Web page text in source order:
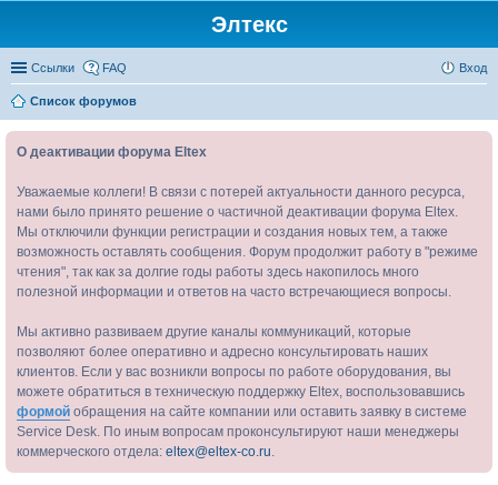
Элтекс
Ссылки FAQ Вход
Список форумов
О деактивации форума Eltex
Уважаемые коллеги! В связи с потерей актуальности данного ресурса,
нами было принято решение о частичной деактивации форума Eltex.
Мы отключили функции регистрации и создания новых тем, а также
возможность оставлять сообщения. Форум продолжит работу в "режиме
чтения", так как за долгие годы работы здесь накопилось много
полезной информации и ответов на часто встречающиеся вопросы.
Мы активно развиваем другие каналы коммуникаций, которые
позволяют более оперативно и адресно консультировать наших
клиентов. Если у вас возникли вопросы по работе оборудования, вы
можете обратиться в техническую поддержку Eltex, воспользовавшись
формой обращения на сайте компании или оставить заявку в системе
Service Desk. По иным вопросам проконсультируют наши менеджеры
коммерческого отдела: eltex@eltex-co.ru.